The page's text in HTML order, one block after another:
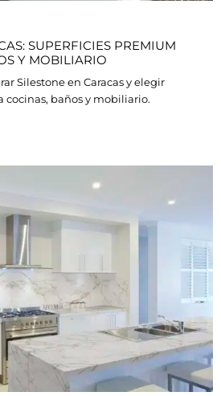
SUPERFICIES PREMIUM
Y MOBILIARIO
Silestone en Caracas y elegir
baños y mobiliario.